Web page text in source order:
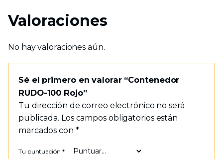
Valoraciones
No hay valoraciones aún.
Sé el primero en valorar “Contenedor
RUDO-100 Rojo”
Tu dirección de correo electrónico no será
publicada. Los campos obligatorios están
marcados con *
Tu puntuación *